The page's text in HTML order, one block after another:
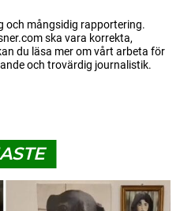
och mångsidig rapportering.
ska vara korrekta,
du läsa mer om vårt arbeta för
och trovärdig journalistik.